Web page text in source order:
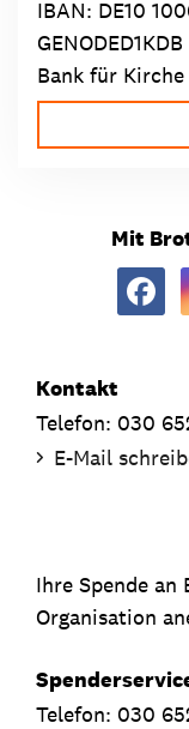
IBAN: DE10
GENODED1KDB
Bank für
Mit
Kontakt
Telefon: 030
E-Mail
Ihre Spende
Organisation
Telefon: 030